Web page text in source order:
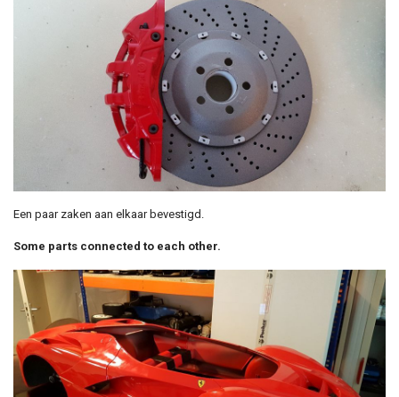
Een paar zaken aan elkaar bevestigd.
Some parts connected to each other.